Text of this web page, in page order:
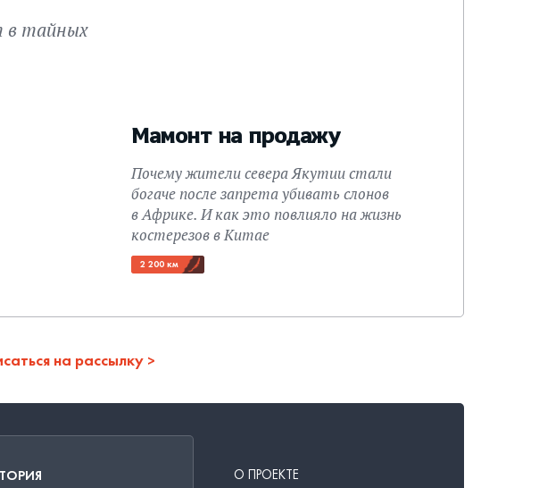
в тайных
Мамонт на продажу
Почему жители севера Якутии стали
богаче после запрета убивать слонов
в Африке. И как это повлияло на жизнь
костерезов в Китае
2 200 км
на рассылку
О ПРОЕКТЕ